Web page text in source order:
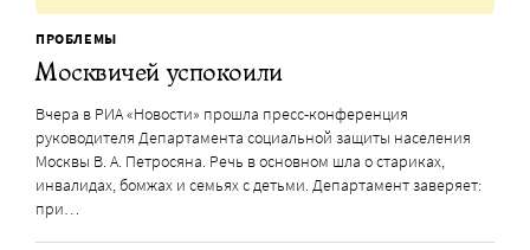
ПРОБЛЕМЫ
Москвичей успокоили
Вчера в РИА «Новости» прошла пресс-конференция
руководителя Департамента социальной защиты населения
Москвы В. А. Петросяна. Речь в основном шла о стариках,
инвалидах, бомжах и семьях с детьми. Департамент заверяет:
при…